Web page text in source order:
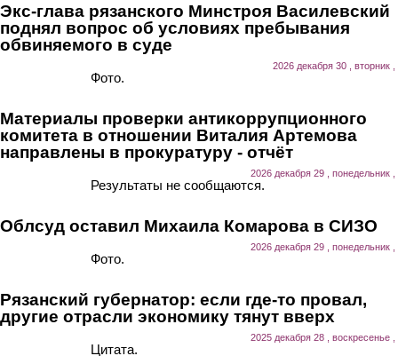
Экс-глава рязанского Минстроя Василевский
поднял вопрос об условиях пребывания
обвиняемого в суде
2026 декабря 30 , вторник ,
Фото.
Материалы проверки антикоррупционного
комитета в отношении Виталия Артемова
направлены в прокуратуру - отчёт
2026 декабря 29 , понедельник ,
Результаты не сообщаются.
Облсуд оставил Михаила Комарова в СИЗО
2026 декабря 29 , понедельник ,
Фото.
Рязанский губернатор: если где-то провал,
другие отрасли экономику тянут вверх
2025 декабря 28 , воскресенье ,
Цитата.